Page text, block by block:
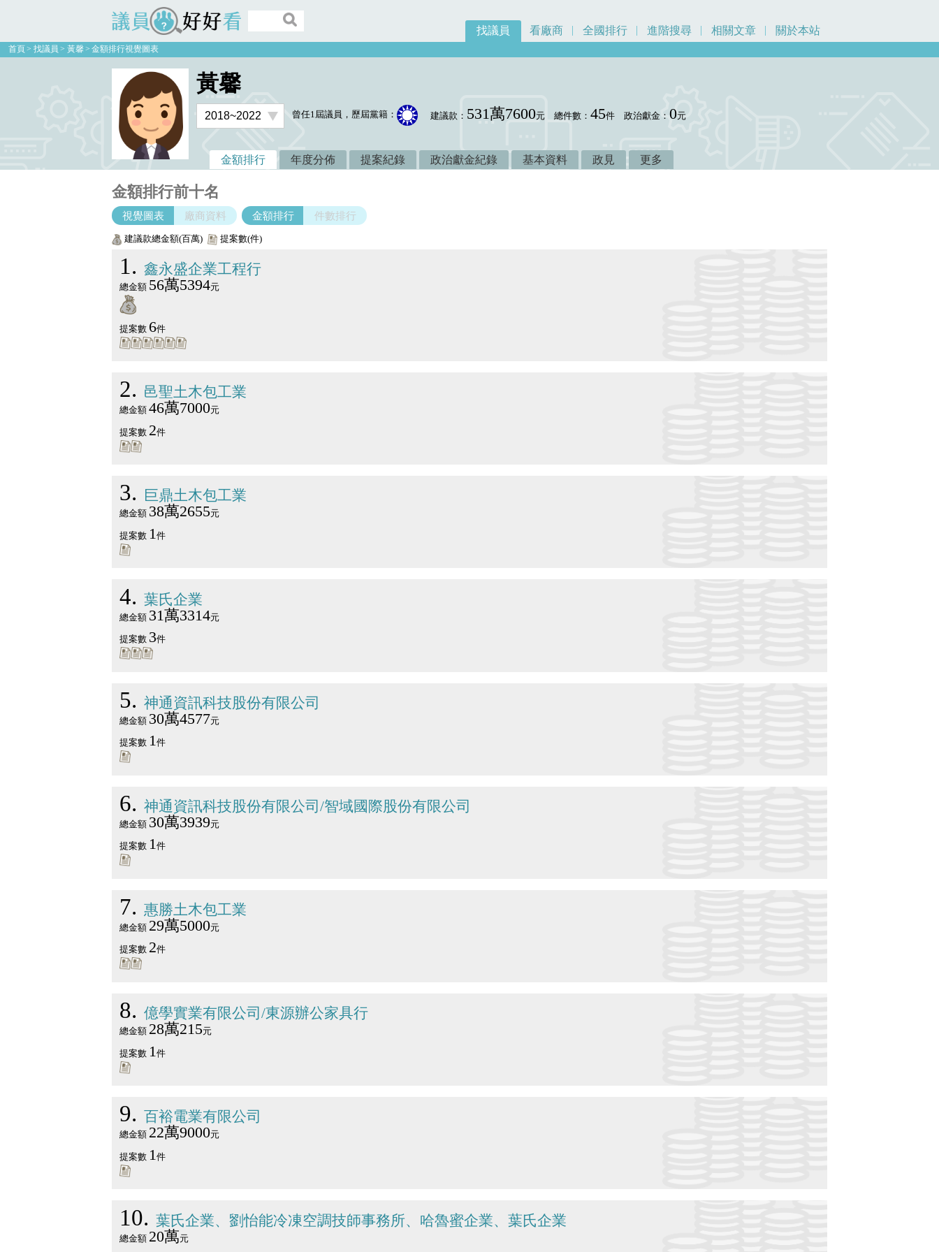
議員好好看
找議員 看廠商 全國排行 進階搜尋 相關文章 關於本站
首頁 找議員 黃馨 金額排行視覺圖表
黃馨
曾任1屆議員，歷屆黨籍： 建議款： 531萬7600元 總件數：45件 政治獻金：0元
金額排行 年度分佈 提案紀錄 政治獻金紀錄 基本資料 政見 更多
金額排行前十名
視覺圖表 廠商資料 金額排行 件數排行
建議款總金額(百萬) 提案數(件)
1 鑫永盛企業工程行
總金額 56萬5394元
提案數 6件
2 邑聖土木包工業
總金額46萬7000元
提案數 2件
3 巨鼎土木包工業
總金額 38萬2655元
提案數 1件
4 葉氏企業
總金額 31萬3314元
提案數 3件
5 神通資訊科技股份有限公司
總金額 30萬4577元
提案數 1件
6 神通資訊科技股份有限公司/智域國際股份有限公司
總金額 30萬3939元
提案數 1件
7 惠勝土木包工業
總金額 29萬5000元
提案數 2件
8 億學實業有限公司/東源辦公家具行
總金額 28萬215元
提案數 1件
9 百裕電業有限公司
總金額 22萬9000元
提案數 1件
10 葉氏企業、劉怡能冷凍空調技師事務所、哈魯蜜企業、葉氏企業
總金額 20萬元